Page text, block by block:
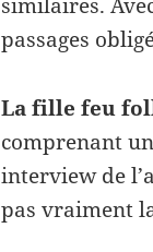
passages
La fille feu
comprenant
interview de
pas vraiment